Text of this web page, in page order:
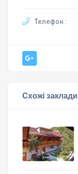
Телефон :
Схожі заклади